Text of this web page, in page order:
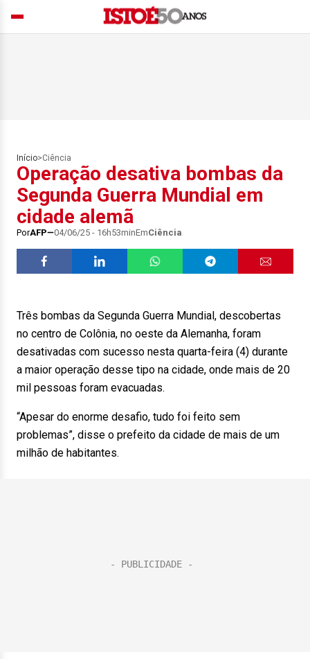
Início>Ciência
Operação desativa bombas da
Segunda Guerra Mundial em
cidade alemã
PorAFP 04/06/25 - 16h53minEmCiência
Três bombas da Segunda Guerra Mundial, descobertas
no centro de Colônia, no oeste da Alemanha, foram
desativadas com sucesso nesta quarta-feira (4) durante
a maior operação desse tipo na cidade, onde mais de 20
mil pessoas foram evacuadas.
“Apesar do enorme desafio, tudo foi feito sem
problemas”, disse o prefeito da cidade de mais de um
milhão de habitantes.